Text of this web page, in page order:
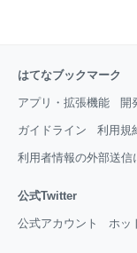
はてなブックマーク
アプリ・拡張機能 開
ガイドライン 利用規
利用者情報の外部送信
公式Twitter
公式アカウント ホッ